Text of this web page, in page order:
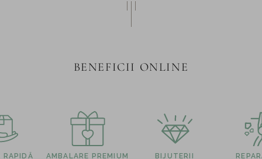
BENEFICII ONLINE
RAPIDĂ
AMBALARE PREMIUM
BIJUTERII